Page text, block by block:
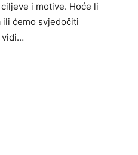
i motive. Hoće li
ćemo svjedočiti
vidi…